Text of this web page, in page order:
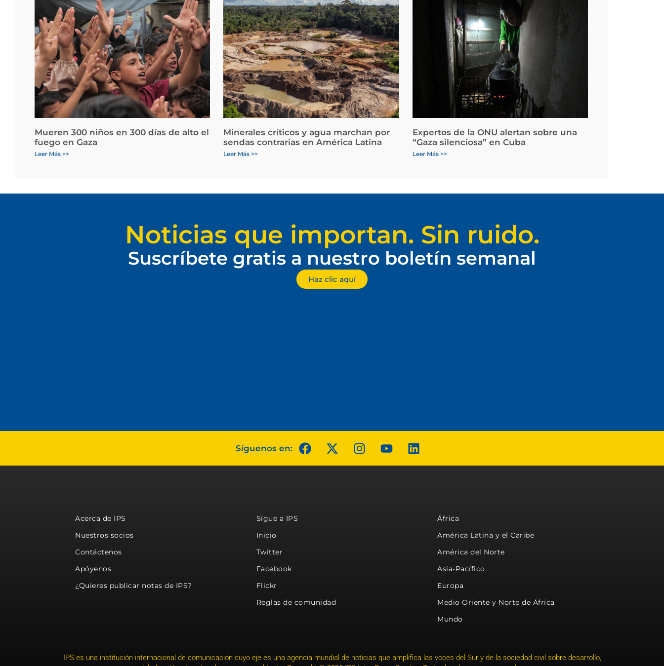
Mueren 300 niños en 300 días de alto el
fuego en Gaza
Leer Más >>
Minerales críticos y agua marchan por
sendas contrarias en América Latina
Leer Más >>
Expertos de la ONU alertan sobre una
“Gaza silenciosa” en Cuba
Leer Más >>
Noticias que importan. Sin ruido.
Suscríbete gratis a nuestro boletín semanal
Haz clic aquí
Síguenos en:
Acerca de IPS
Nuestros socios
Contáctenos
Apóyenos
¿Quieres publicar notas de IPS?
Sigue a IPS
Inicio
Twitter
Facebook
Flickr
Reglas de comunidad
África
América Latina y el Caribe
América del Norte
Asia-Pacífico
Europa
Medio Oriente y Norte de África
Mundo
IPS es una institución internacional de comunicación cuyo eje es una agencia mundial de noticias que amplifica las voces del Sur y de la sociedad civil sobre desarrollo,